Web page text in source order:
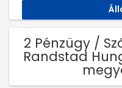
2 Pénzügy /
Randstad